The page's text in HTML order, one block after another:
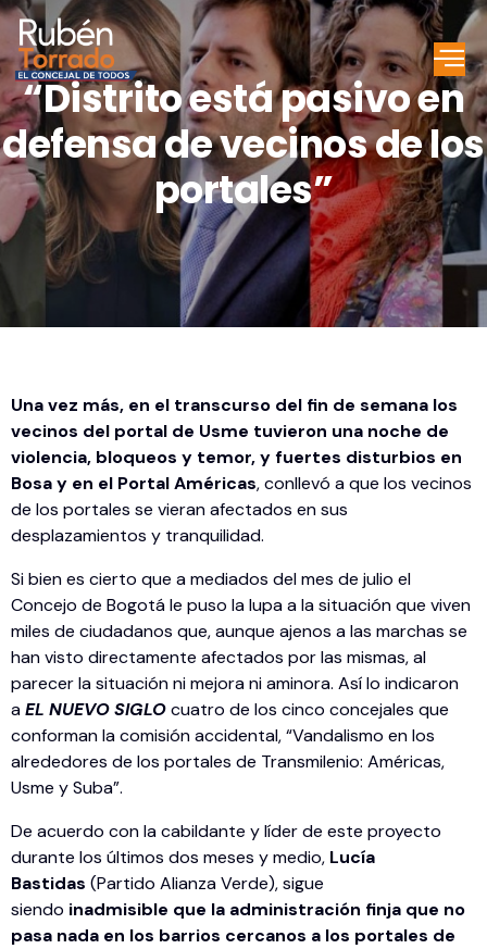
“Distrito está pasivo en
defensa de vecinos de los
portales”
Una vez más, en el transcurso del fin de semana los
vecinos del portal de Usme tuvieron una noche de
violencia, bloqueos y temor, y fuertes disturbios en
Bosa y en el Portal Américas, conllevó a que los vecinos
de los portales se vieran afectados en sus
desplazamientos y tranquilidad.
Si bien es cierto que a mediados del mes de julio el
Concejo de Bogotá le puso la lupa a la situación que viven
miles de ciudadanos que, aunque ajenos a las marchas se
han visto directamente afectados por las mismas, al
parecer la situación ni mejora ni aminora. Así lo indicaron
aEL NUEVO SIGLOcuatro de los cinco concejales que
conforman la comisión accidental, “Vandalismo en los
alrededores de los portales de Transmilenio: Américas,
Usme y Suba”.
De acuerdo con la cabildante y líder de este proyecto
durante los últimos dos meses y medio, Lucía
Bastidas (Partido Alianza Verde), sigue
siendo inadmisible que la administración finja que no
pasa nada en los barrios cercanos a los portales de